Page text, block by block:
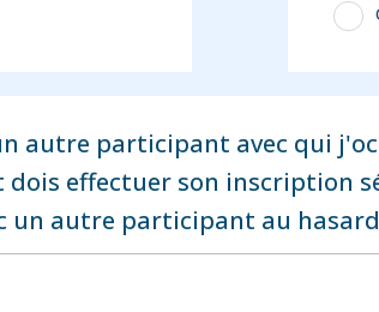
autre participant avec qui
effectuer son inscription
un autre participant au